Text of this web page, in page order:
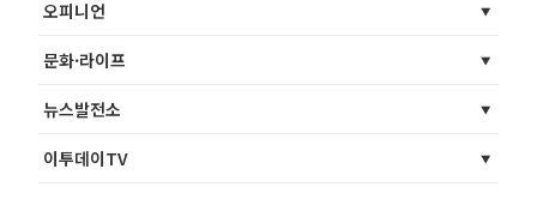
오피니언
문화·라이프
뉴스발전소
이투데이TV